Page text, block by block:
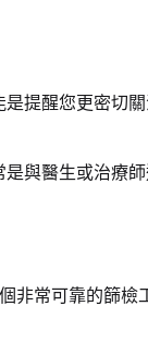
提醒您更密切
與醫生或治療
非常可靠的篩